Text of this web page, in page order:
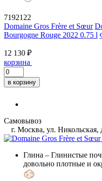
7192122
Domaine Gros Frère et Sœur
Bourgogne Rouge 2022 0.75 l
12 130 ₽
корзина
в корзину
Самовывоз
г. Москва, ул. Никольская,
Глина – Глинистые
довольно плотные и